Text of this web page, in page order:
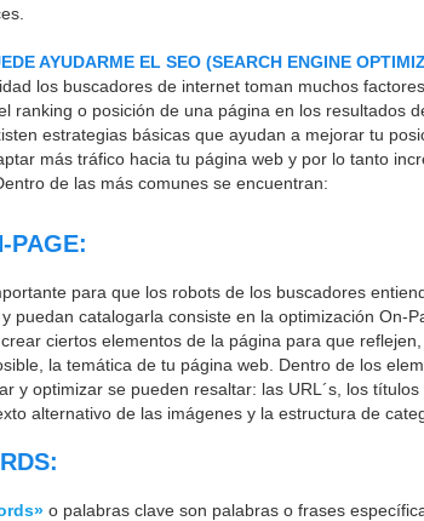
AYUDARME EL SEO (SEARCH ENGINE
los buscadores de internet toman muchos
ranking o posición de una página en los resultados
estrategias básicas que ayudan a mejorar tu
más tráfico hacia tu página web y por lo tanto
de las más comunes se encuentran:
PAGE:
para que los robots de los buscadores
puedan catalogarla consiste en la optimización On-
ciertos elementos de la página para que
la temática de tu página web. Dentro de los
y optimizar se pueden resaltar: las URL´s, los
alternativo de las imágenes y la estructura de
o palabras clave son palabras o frases